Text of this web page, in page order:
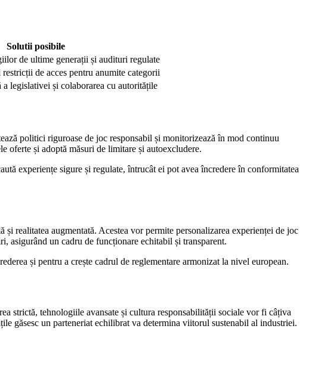
Solutii posibile
de ultime generații și audituri regulate
de acces pentru anumite categorii
legislativei și colaborarea cu autoritățile
politici riguroase de joc responsabil și monitorizează în mod continuu
oferte și adoptă măsuri de limitare și autoexcludere.
experiențe sigure și regulate, întrucât ei pot avea încredere în conformitatea
realitatea augmentată. Acestea vor permite personalizarea experienței de joc
asigurând un cadru de funcționare echitabil și transparent.
și pentru a crește cadrul de reglementare armonizat la nivel european.
strictă, tehnologiile avansate și cultura responsabilității sociale vor fi câțiva
găsesc un parteneriat echilibrat va determina viitorul sustenabil al industriei.